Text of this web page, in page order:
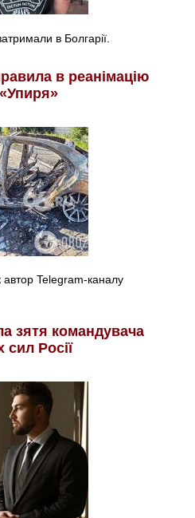
в Болгарії.
в реанімацію
Telegram-каналу
зятя командувача
сил Росії